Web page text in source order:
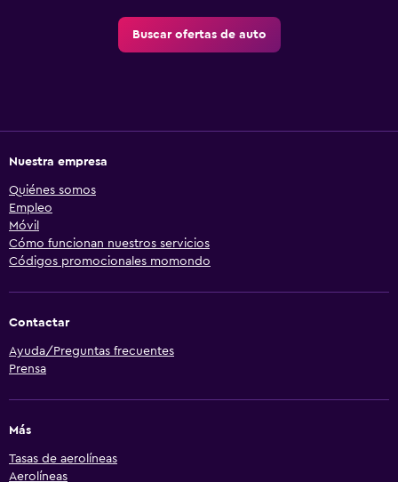
Buscar ofertas de auto
Nuestra empresa
Quiénes somos
Empleo
Móvil
Cómo funcionan nuestros servicios
Códigos promocionales momondo
Contactar
Ayuda/Preguntas frecuentes
Prensa
Más
Tasas de aerolíneas
Aerolíneas